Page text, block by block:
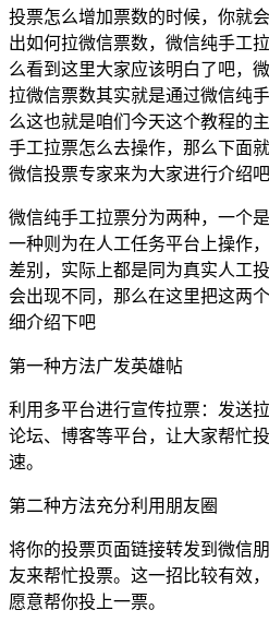
投票怎么增加票数的时候，你就
出如何拉微信票数，微信纯手工
么看到这里大家应该明白了吧，
拉微信票数其实就是通过微信纯
么这也就是咱们今天这个教程的
手工拉票怎么去操作，那么下面
微信投票专家来为大家进行介绍吧
微信纯手工拉票分为两种，一个
一种则为在人工任务平台上操作
差别，实际上都是同为真实人工
会出现不同，那么在这里把这两
细介绍下吧
第一种方法广发英雄帖
利用多平台进行宣传拉票：发送
论坛、博客等平台，让大家帮忙
速。
第二种方法充分利用朋友圈
将你的投票页面链接转发到微信
友来帮忙投票。这一招比较有效
愿意帮你投上一票。